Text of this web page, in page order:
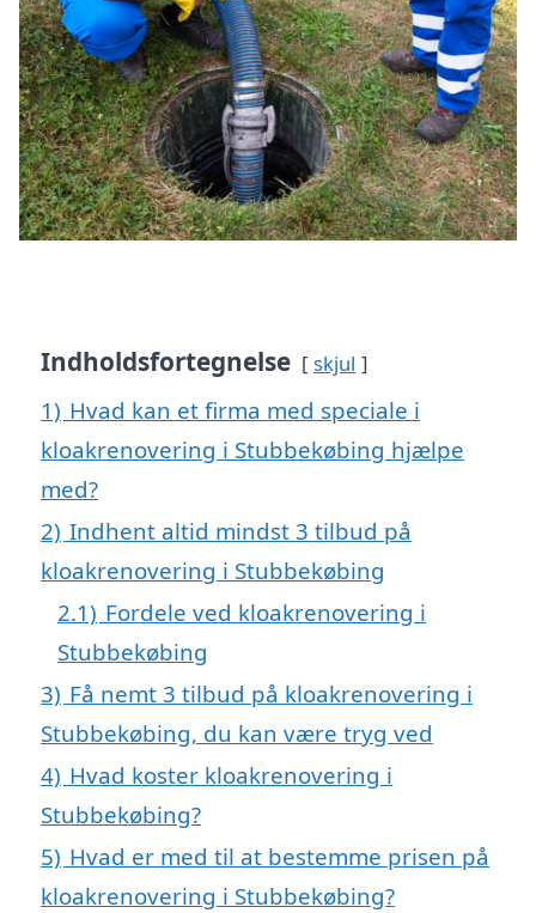
Indholdsfortegnelse skjul
1) Hvad kan et firma med speciale i
kloakrenovering i Stubbekøbing hjælpe
med?
2) Indhent altid mindst 3 tilbud på
kloakrenovering i Stubbekøbing
2.1) Fordele ved kloakrenovering i
Stubbekøbing
3) Få nemt 3 tilbud på kloakrenovering i
Stubbekøbing, du kan være tryg ved
4) Hvad koster kloakrenovering i
Stubbekøbing?
5) Hvad er med til at bestemme prisen på
kloakrenovering i Stubbekøbing?